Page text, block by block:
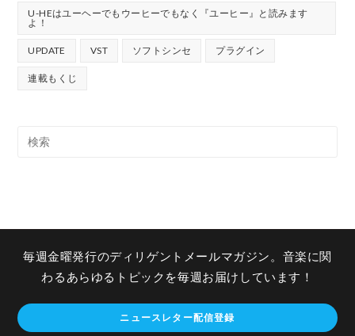
U-HEはユーヘーでもウーヒーでもなく『ユーヒー』と読みます
よ！
UPDATE VST ソフトシンセ プラグイン
連載もくじ
毎週金曜発行のディリゲントメールマガジン。音楽に関
わるあらゆるトピックを毎週お届けしています！
ニュースレター配信登録